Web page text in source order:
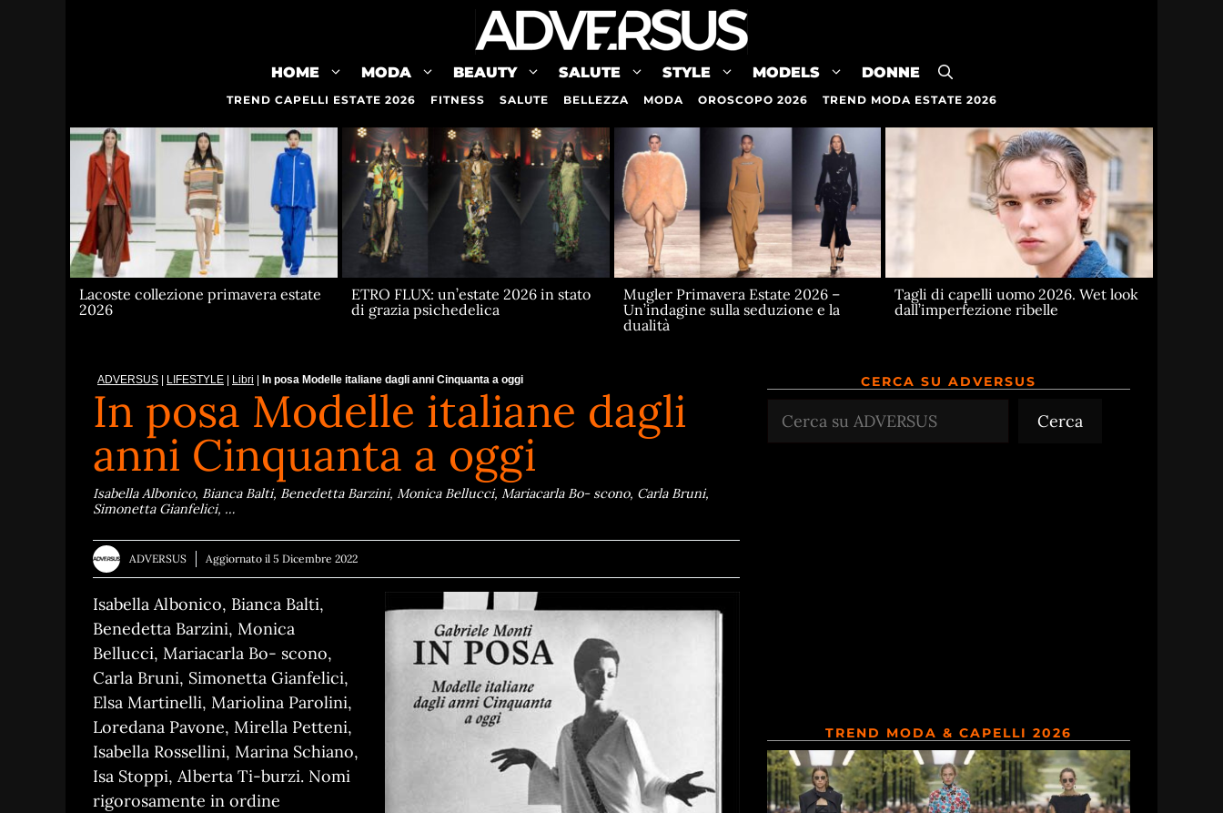
HOME MODA BEAUTY SALUTE STYLE MODELS DONNE
TREND CAPELLI ESTATE 2026 FITNESS SALUTE BELLEZZA MODA OROSCOPO 2026 TREND MODA ESTATE 2026
Lacoste collezione primavera estate
2026
ETRO FLUX: un’estate 2026 in stato
di grazia psichedelica
Mugler Primavera Estate 2026 –
Un’indagine sulla seduzione e la
dualità
Tagli di capelli uomo 2026. Wet look
dall’imperfezione ribelle
ADVERSUS LIFESTYLE Libri In posa Modelle italiane dagli anni Cinquanta a oggi
In posa Modelle italiane dagli
anni Cinquanta a oggi
Isabella Albonico, Bianca Balti, Benedetta Barzini, Monica Bellucci, Mariacarla Bo- scono, Carla Bruni,
Simonetta Gianfelici, …
ADVERSUS Aggiornato il 5 Dicembre 2022
Isabella Albonico, Bianca Balti,
Benedetta Barzini, Monica
Bellucci, Mariacarla Bo- scono,
Carla Bruni, Simonetta Gianfelici,
Elsa Martinelli, Mariolina Parolini,
Loredana Pavone, Mirella Petteni,
Isabella Rossellini, Marina Schiano,
Isa Stoppi, Alberta Ti-burzi. Nomi
rigorosamente in ordine
CERCA SU ADVERSUS
Cerca
Cerca
TREND MODA & CAPELLI 2026